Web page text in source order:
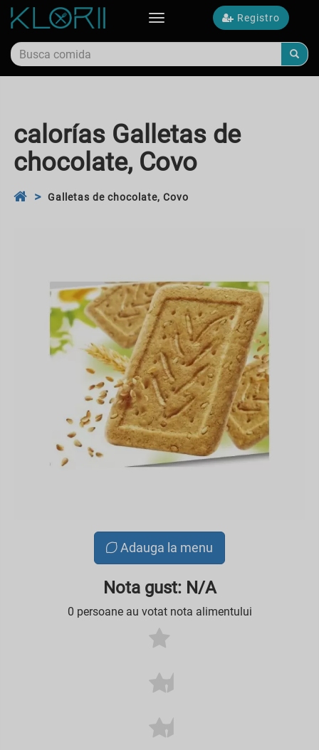
Registro
Toggle
calorías Galletas de
chocolate, Covo
Galletas de chocolate, Covo
Adauga la menu
Nota gust: N/A
0 persoane au votat nota alimentului